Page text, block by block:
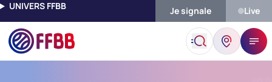
UNIVERS FFBB Je signale Live
Accueil Historique